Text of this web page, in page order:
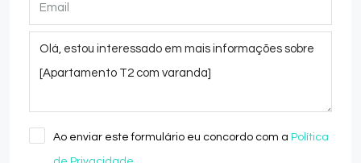
Ao enviar este formulário eu concordo com a Política